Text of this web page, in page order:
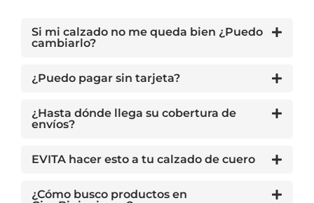
Si mi calzado no me queda bien ¿Puedo
cambiarlo?
¿Puedo pagar sin tarjeta?
¿Hasta dónde llega su cobertura de
envíos?
EVITA hacer esto a tu calzado de cuero
¿Cómo busco productos en